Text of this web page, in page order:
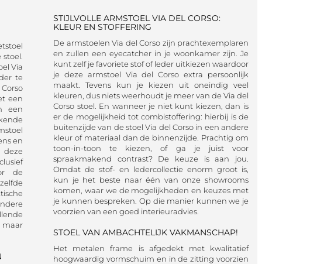
Via
te
een
een
en
de
maar
STIJLVOLLE ARMSTOEL VIA DEL CORSO:
KLEUR EN STOFFERING
De armstoelen Via del Corso zijn prachtexemplaren
en zullen een eyecatcher in je woonkamer zijn. Je
kunt zelf je favoriete stof of leder uitkiezen waardoor
je deze armstoel Via del Corso extra persoonlijk
maakt. Tevens kun je kiezen uit oneindig veel
kleuren, dus niets weerhoudt je meer van de Via del
Corso stoel. En wanneer je niet kunt kiezen, dan is
er de mogelijkheid tot combistoffering: hierbij is de
buitenzijde van de stoel Via del Corso in een andere
kleur of materiaal dan de binnenzijde. Prachtig om
toon-in-toon te kiezen, of ga je juist voor
spraakmakend contrast? De keuze is aan jou.
Omdat de stof- en ledercollectie enorm groot is,
kun je het beste naar één van onze showrooms
komen, waar we de mogelijkheden en keuzes met
je kunnen bespreken. Op die manier kunnen we je
voorzien van een goed interieuradvies.
STOEL VAN AMBACHTELIJK VAKMANSCHAP!
Het metalen frame is afgedekt met kwalitatief
hoogwaardig vormschuim en in de zitting voorzien